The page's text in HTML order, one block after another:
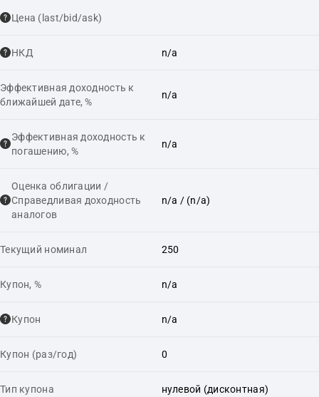
Цена (last/bid/ask)
НКД n/a
Эффективная доходность к
ближайшей дате, %
n/a
Эффективная доходность к
погашению, %
n/a
Оценка облигации /
Справедливая доходность
аналогов
n/a / (n/a)
Текущий номинал 250
Купон, % n/a
Купон n/a
Купон (раз/год) 0
Тип купона нулевой (дисконтная)